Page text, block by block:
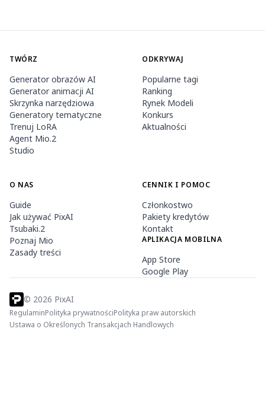
TWÓRZ
Generator obrazów AI
Generator animacji AI
Skrzynka narzędziowa
Generatory tematyczne
Trenuj LoRA
Agent Mio.2
Studio
ODKRYWAJ
Popularne tagi
Ranking
Rynek Modeli
Konkurs
Aktualności
O NAS
Guide
Jak używać PixAI
Tsubaki.2
Poznaj Mio
Zasady treści
CENNIK I POMOC
Członkostwo
Pakiety kredytów
Kontakt
APLIKACJA MOBILNA
App Store
Google Play
© 2026 PixAI
RegulaminPolityka prywatnościPolityka praw autorskich
Ustawa o Określonych Transakcjach Handlowych